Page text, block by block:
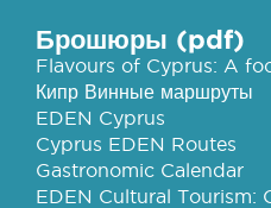
Брошюры (pdf)
Flavours of Cyprus: A
Кипр Винные маршруты
EDEN Cyprus
Cyprus EDEN Routes
Gastronomic Calendar
EDEN Cultural Tourism: